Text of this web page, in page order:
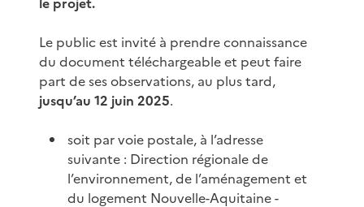
Le public est invité à prendre connaissance
du document téléchargeable et peut faire
part de ses observations, au plus tard,
jusqu’au 12 juin 2025.
soit par voie postale, à l’adresse
suivante : Direction régionale de
l’environnement, de l’aménagement et
du logement Nouvelle-Aquitaine -